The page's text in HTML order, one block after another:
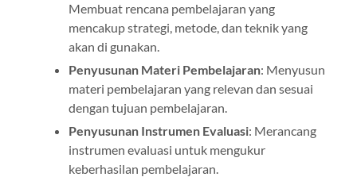
Membuat rencana pembelajaran yang
mencakup strategi, metode, dan teknik yang
akan di gunakan.
Penyusunan Materi Pembelajaran: Menyusun
materi pembelajaran yang relevan dan sesuai
dengan tujuan pembelajaran.
Penyusunan Instrumen Evaluasi: Merancang
instrumen evaluasi untuk mengukur
keberhasilan pembelajaran.